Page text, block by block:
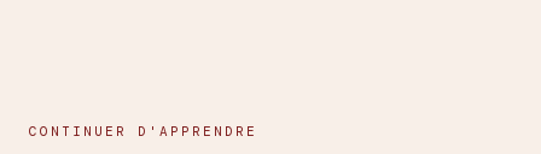
CONTINUER D'APPRENDRE